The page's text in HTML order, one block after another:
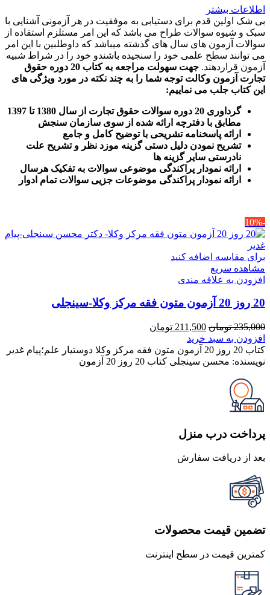
اطلاعات بیشتر
بی شک اولین قدم برای دستیابی به موفقیت در هر آزمونی آشنایی با
سبک و شیوه سوالات طراح می باشد که این امر مستلزم استفاده از
سوالات آزمون های سال های گذشته میباشد که داوطلبین با این امر
می توانند سطح علمی خود را سنجیده باشندو خود را در شراط شبیه
آزمون قراردهند.
جهت سهولت مراجعه به کتاب 20 دوره حقوق
تجارت آزمون وکالت توجه شما را به چند نکته در مورد ویژگی های
این کتاب جلب می نماییم:
گرداوری 20 دوره سوالات حقوق تجارت از سال 1380 تا 1397
مطابق با دفترچه ارائه شده از سوی سازمان سنجش
ارائه پاسخنامه تشریحی با توضیح کامل و جامع
تشریح نمودن دلیل دستی گزینه موزد نظر و تشریح علت
نادرستی سایر گزینه ها
ارائه نمودار پراکندگی موضوعی سوالات به تفکیک هرسال
رائه نمودار پراکندگی موضوعات جزیی سوالات تمام ادوار
-10%
برای مقایسه اضافه کنید
مشاهده سریع
افزودن به علاقه مندی
20 روز 20 آزمون متون فقه مرکز وکلا-سینجلی
235,000 تومان قیمت
اصلی
235,000 تومان
بود.
211,500 تومان
211,500 تومان
است.
افزودن به سبد خرید
کتاب 20 روز 20 آزمون متون فقه مرکز وکلا دوستیار علم؛پیام غدیر
نویسنده: محسن سینجلی کتاب 20 روز 20 آزمون
پرداخت درب منزل
بعد از دریافت سفارش
تضمین قیمت محصولات
کمترین قیمت در سطح اینترنت